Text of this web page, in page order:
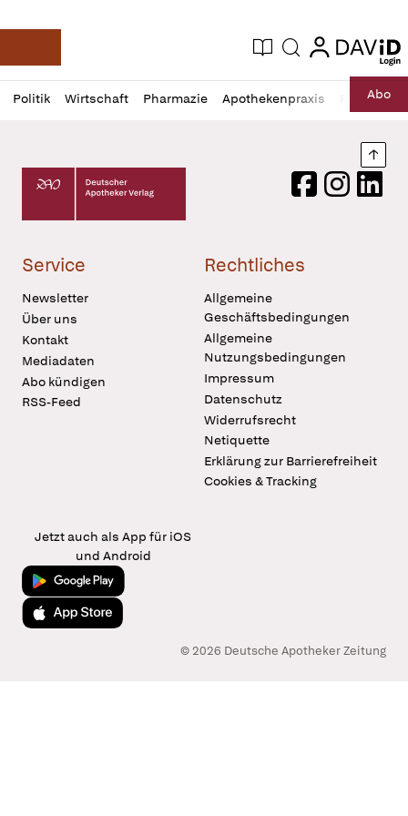
Deutsche Apotheker Zeitung
Aktuelle Ausgabe
Suche login
login
Politik Wirtschaft Pharmazie Apothekenpraxis RechtAbo
Profil
öffnen
Daz
Pur
Deutscher Apotheker Verlag Logo
FacebookInstagram
Service
Newsletter
Über uns
Kontakt
Mediadaten
Abo kündigen
RSS-Feed
Rechtliches
Allgemeine
Geschäftsbedingungen
Allgemeine
Nutzungsbedingungen
Impressum
Datenschutz
Widerrufsrecht
Netiquette
Erklärung zur Barrierefreiheit
Cookies & Tracking
Jetzt auch als App für iOS
und Android
Jetzt bei Google Play
Laden im App Store
© 2026 Deutsche Apotheker Zeitung